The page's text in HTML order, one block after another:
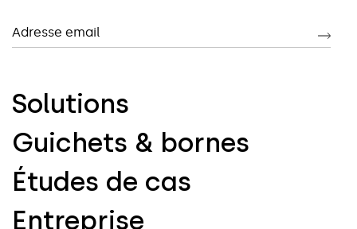
Adresse email
Solutions
Guichets & bornes
Études de cas
Entreprise